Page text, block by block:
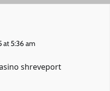
at 5:36 am
shreveport